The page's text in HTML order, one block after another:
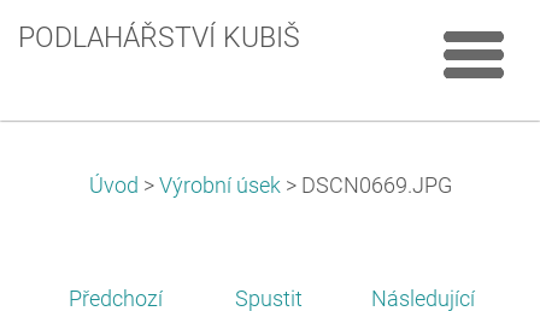
PODLAHÁŘSTVÍ KUBIŠ
Úvod > Výrobní úsek > DSCN0669.JPG
Předchozí
Spustit
Následující